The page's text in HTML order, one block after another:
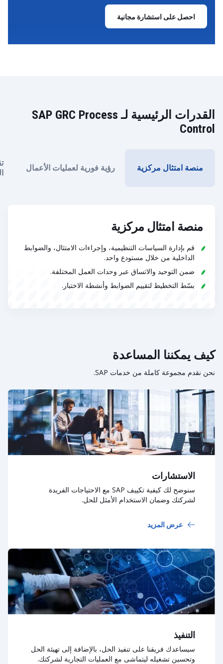
احصل على استشارة مجانية
القدرات الرئيسية لـ SAP GRC Process
Control
منصة امتثال مركزية رؤية فورية لعمليات الأعمال
منصة امتثال مركزية
قم بإدارة السياسات التنظيمية، وإجراءات الامتثال، والضوابط
الداخلية من خلال مستودع واحد.
ضمن التوحيد والاتساق عبر وحدات العمل المختلفة.
بسّط التخطيط لتقييم الضوابط وأنشطة الاختبار.
كيف يمكننا المساعدة
نحن نقدم مجموعة كاملة من خدمات SAP.
الاستشارات
سنوضح لك كيفية تكييف SAP مع الاحتياجات الفريدة
لشركتك وضمان الاستخدام الأمثل للحل.
عرض المزيد
التنفيذ
سيساعدك فريقنا على تنفيذ الحل، بالإضافة إلى تهيئة الحل
وتحسين تشغيله ليتماشى مع العمليات التجارية لشركتك.